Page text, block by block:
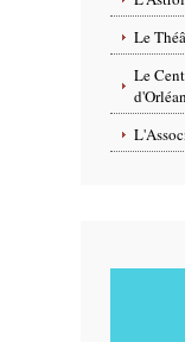
Le
Le